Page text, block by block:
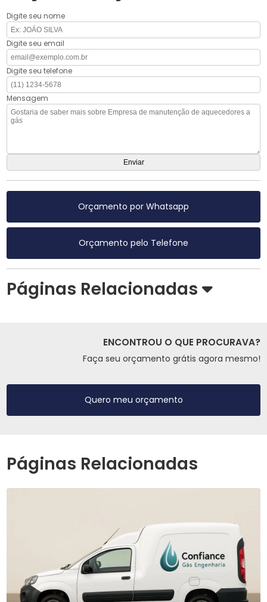
Digite seu nome
Digite seu email
Digite seu telefone
Mensagem
Orçamento por Whatsapp
Orçamento pelo Telefone
Páginas Relacionadas
ENCONTROU O QUE PROCURAVA?
Faça seu orçamento grátis agora mesmo!
Quero meu orçamento
Páginas Relacionadas